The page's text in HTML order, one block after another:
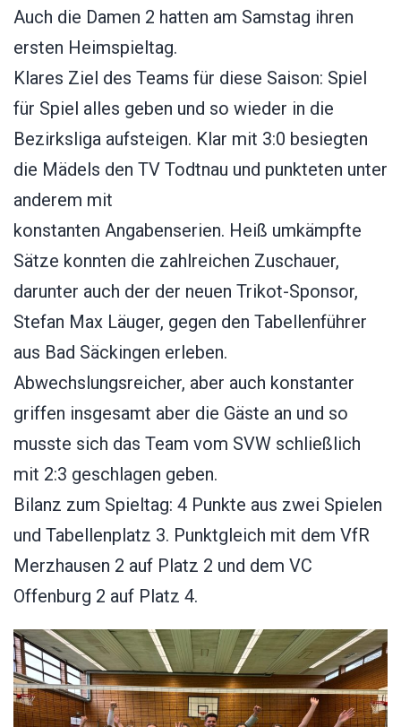
Auch die Damen 2 hatten am Samstag ihren
ersten Heimspieltag.
Klares Ziel des Teams für diese Saison: Spiel
für Spiel alles geben und so wieder in die
Bezirksliga aufsteigen. Klar mit 3:0 besiegten
die Mädels den TV Todtnau und punkteten unter
anderem mit
konstanten Angabenserien. Heiß umkämpfte
Sätze konnten die zahlreichen Zuschauer,
darunter auch der der neuen Trikot-Sponsor,
Stefan Max Läuger, gegen den Tabellenführer
aus Bad Säckingen erleben.
Abwechslungsreicher, aber auch konstanter
griffen insgesamt aber die Gäste an und so
musste sich das Team vom SVW schließlich
mit 2:3 geschlagen geben.
Bilanz zum Spieltag: 4 Punkte aus zwei Spielen
und Tabellenplatz 3. Punktgleich mit dem VfR
Merzhausen 2 auf Platz 2 und dem VC
Offenburg 2 auf Platz 4.